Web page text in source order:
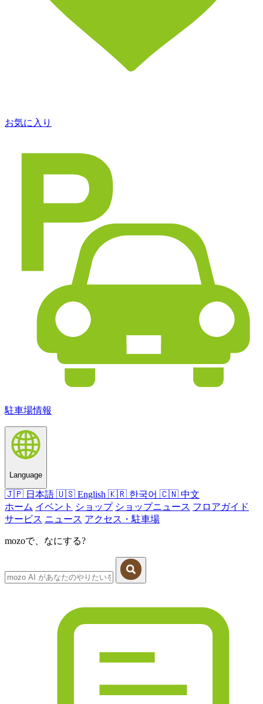
お気に入り
駐車場情報
Language
🇯🇵 日本語 🇺🇸 English 🇰🇷 한국어 🇨🇳 中文
ホーム イベント ショップ ショップニュース フロアガイド
サービス ニュース アクセス・駐車場
mozoで、なにする?